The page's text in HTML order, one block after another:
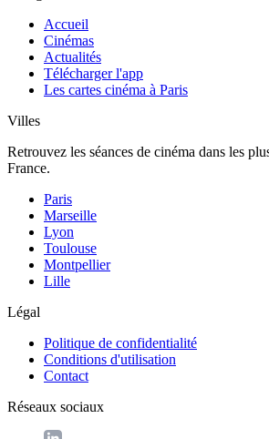
Accueil
Cinémas
Actualités
Télécharger l'app
Les cartes cinéma à Paris
Villes
Retrouvez les séances de cinéma dans les
France.
Paris
Marseille
Lyon
Toulouse
Montpellier
Lille
Légal
Politique de confidentialité
Conditions d'utilisation
Contact
Réseaux sociaux